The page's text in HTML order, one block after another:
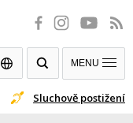
Sluchově postižení
MENU